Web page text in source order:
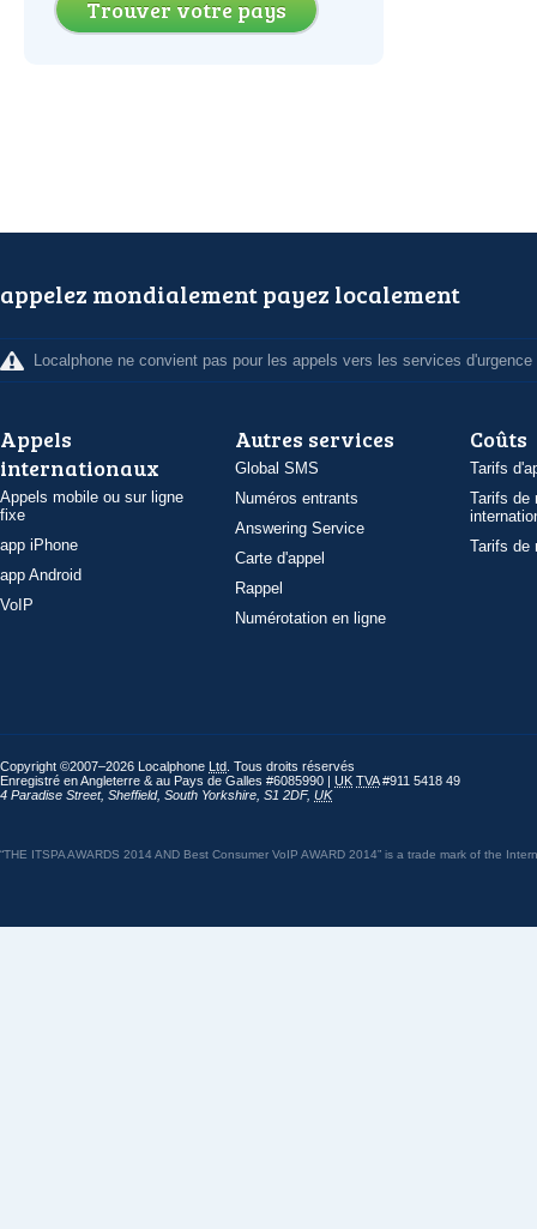
Trouver votre pays
appelez mondialement payez localement
Localphone ne convient pas pour les appels vers les services d'urgence
Appels
internationaux
Appels mobile ou sur ligne
fixe
app iPhone
app Android
VoIP
Autres services
Global SMS
Numéros entrants
Answering Service
Carte d'appel
Rappel
Numérotation en ligne
Coûts
Tarifs
Tarifs de
Tarifs de
Copyright ©2007–2026 Localphone Ltd . Tous droits réservés
Enregistré en Angleterre & au Pays de Galles #6085990 | UK TVA#911 5418 49
4 Paradise Street, Sheffield, South Yorkshire S1 2DF, UK
“THE ITSPA AWARDS 2014 AND Best Consumer VoIP AWARD 2014” is a trade mark of the